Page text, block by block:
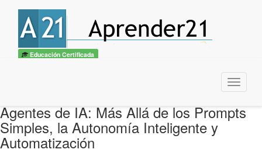
Educación Certificada
Menu
Agentes de IA: Más Allá de los Prompts
Simples, la Autonomía Inteligente y
Automatización